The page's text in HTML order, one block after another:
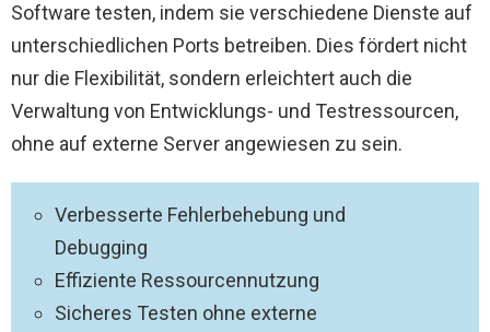
Software testen, indem sie verschiedene Dienste auf
unterschiedlichen Ports betreiben. Dies fördert nicht
nur die Flexibilität, sondern erleichtert auch die
Verwaltung von Entwicklungs- und Testressourcen,
ohne auf externe Server angewiesen zu sein.
Verbesserte Fehlerbehebung und
Debugging
Effiziente Ressourcennutzung
Sicheres Testen ohne externe